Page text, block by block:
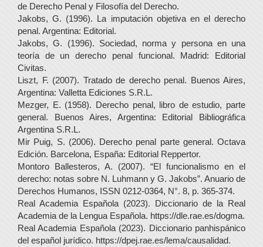
de Derecho Penal y Filosofía del Derecho.
Jakobs, G. (1996). La imputación objetiva en el derecho
penal. Argentina: Editorial.
Jakobs, G. (1996). Sociedad, norma y persona en una
teoría de un derecho penal funcional. Madrid: Editorial
Civitas.
Liszt, F. (2007). Tratado de derecho penal. Buenos Aires,
Argentina: Valletta Ediciones S.R.L.
Mezger, E. (1958). Derecho penal, libro de estudio, parte
general. Buenos Aires, Argentina: Editorial Bibliográfica
Argentina S.R.L.
Mir Puig, S. (2006). Derecho penal parte general. Octava
Edición. Barcelona, España: Editorial Reppertor.
Montoro Ballesteros, A. (2007). “El funcionalismo en el
derecho: notas sobre N. Luhmann y G. Jakobs”. Anuario de
Derechos Humanos, ISSN 0212-0364, N°. 8, p. 365-374.
Real Academia Española (2023). Diccionario de la Real
Academia de la Lengua Española. https://dle.rae.es/dogma.
Real Academia Española (2023). Diccionario panhispánico
del español jurídico. https://dpej.rae.es/lema/causalidad.